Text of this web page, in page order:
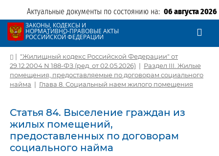
Актуальные документы по состоянию на: 06 августа 2026
ЗАКОНЫ, КОДЕКСЫ И
НОРМАТИВНО-ПРАВОВЫЕ АКТЫ
РОССИЙСКОЙ ФЕДЕРАЦИИ
| "Жилищный кодекс Российской Федерации" от
29.12.2004 N 188-ФЗ (ред. от 02.05.2026) | Раздел III. Жилые
помещения, предоставляемые по договорам социального
найма | Глава 8. Социальный наем жилого помещения
Статья 84. Выселение граждан из
жилых помещений,
предоставленных по договорам
социального найма